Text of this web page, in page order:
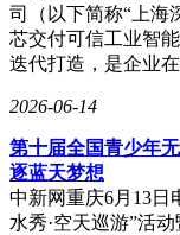
司（以下简称“上海
芯交付可信工业智
迭代打造，是企业
2026-06-14
第十届全国青少年
逐蓝天梦想
中新网重庆6月13日
水秀·空天巡游”活